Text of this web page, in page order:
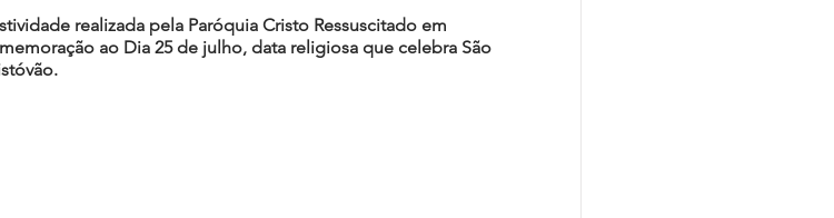
realizada pela Paróquia Cristo Ressuscitado em
ao Dia 25 de julho, data religiosa que celebra São